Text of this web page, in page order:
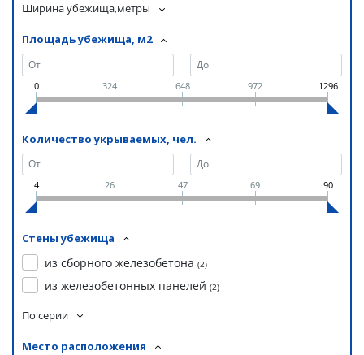
Ширина убежища,метры
Площадь убежища, м2
0 324 648 972 1296
Количество укрываемых, чел.
4 26 47 69 90
Стены убежища
из сборного железобетона (2)
из железобетонных панелей (2)
По серии
Место расположения